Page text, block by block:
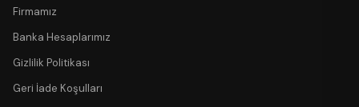
Firmamız
Banka Hesaplarımız
Gizlilik Politikası
Geri İade Koşulları